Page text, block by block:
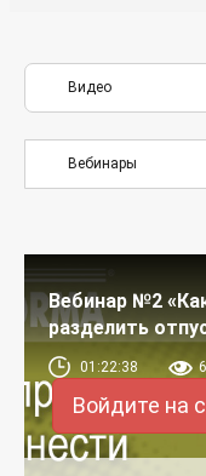
Видео
Вебинары
Вебинар №2
разделить
01:22:38
Войдите на